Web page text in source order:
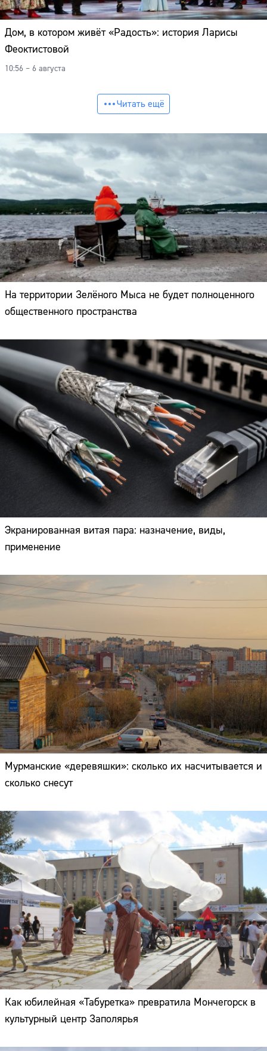
Дом, в котором живёт «Радость»: история Ларисы
Феоктистовой
10:56 – 6 августа
Читать ещё
На территории Зелёного Мыса не будет полноценного
общественного пространства
Экранированная витая пара: назначение, виды,
применение
Мурманские «деревяшки»: сколько их насчитывается и
сколько снесут
Как юбилейная «Табуретка» превратила Мончегорск в
культурный центр Заполярья